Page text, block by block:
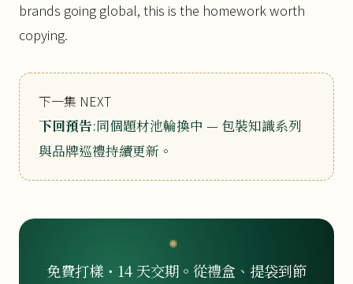
brands going global, this is the homework worth
copying.
下一集 NEXT
下回預告:同個題材池輪換中 — 包裝知識系列
與品牌巡禮持續更新。
免費打樣・14 天交期。從禮盒、提袋到節